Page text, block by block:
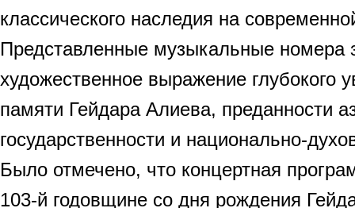
классического наследия на
Представленные музыкальные номера
художественное выражение глубокого
памяти Гейдара Алиева, преданности
государственности и национально-
Было отмечено, что концертная
103-й годовщине со дня рождения